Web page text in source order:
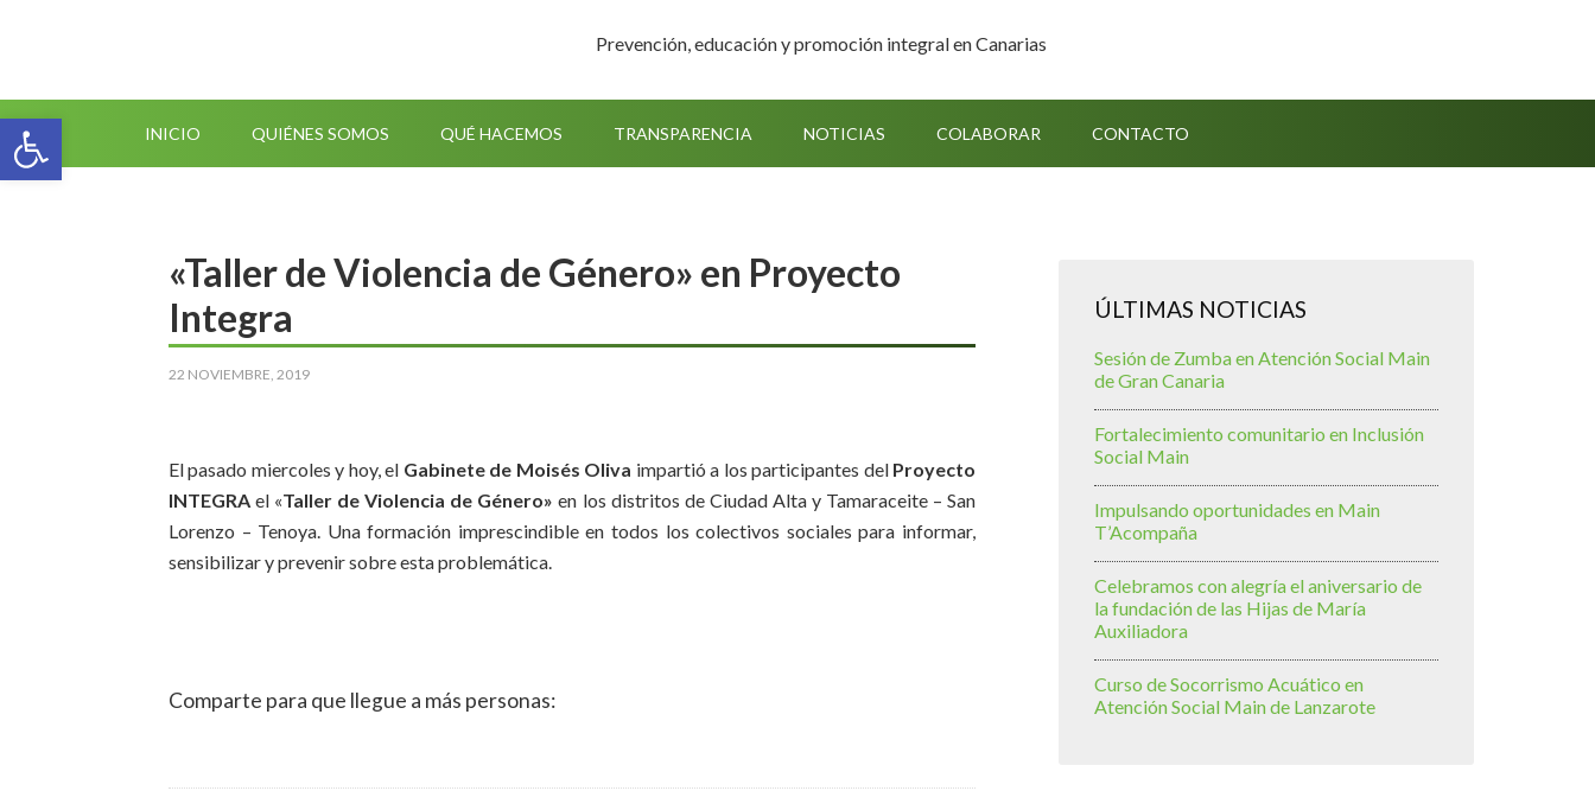
Prevención, educación y promoción integral en Canarias
INICIO QUIÉNES SOMOS QUÉ HACEMOS TRANSPARENCIA NOTICIAS COLABORAR CONTACTO
«Taller de Violencia de Género» en Proyecto
Integra
22 NOVIEMBRE, 2019
El pasado miercoles y hoy, el Gabinete de Moisés Oliva impartió a los participantes del Proyecto
INTEGRA el «Taller de Violencia de Género» en los distritos de Ciudad Alta y Tamaraceite – San
Lorenzo – Tenoya. Una formación imprescindible en todos los colectivos sociales para informar,
sensibilizar y prevenir sobre esta problemática.
Comparte para que llegue a más personas:
ÚLTIMAS NOTICIAS
Sesión de Zumba en Atención Social Main
de Gran Canaria
Fortalecimiento comunitario en Inclusión
Social Main
Impulsando oportunidades en Main
T’Acompaña
Celebramos con alegría el aniversario de
la fundación de las Hijas de María
Auxiliadora
Curso de Socorrismo Acuático en
Atención Social Main de Lanzarote
Abrir barra de herramientas